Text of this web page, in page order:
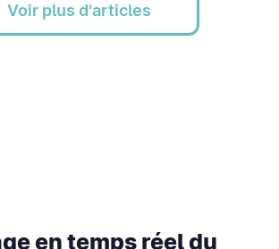
Voir plus d'articles
en temps réel du